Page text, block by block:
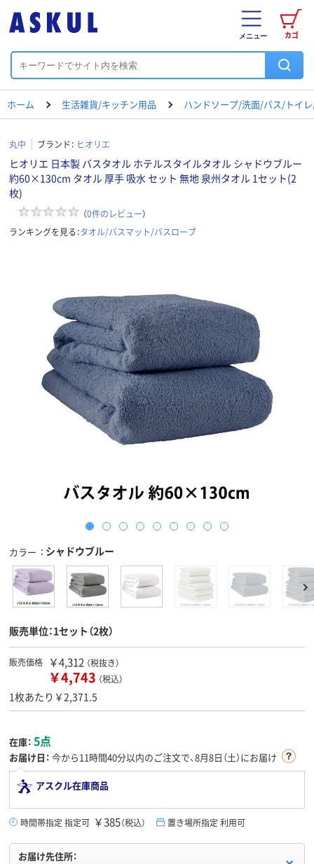
カゴ
メニュー
ホーム 生活雑貨/キッチン用品 ハンドソープ/洗面/バス/トイ
丸中 ブランド： ヒオリエ
ヒオリエ 日本製 バスタオル ホテルスタイルタオル シャドウブルー
約60×130cm タオル 厚手 吸水 セット 無地 泉州タオル 1セット(2
枚)
（0件のレビュー）
ランキングを見る：タオル/バスマット/バスローブ
カラー シャドウブルー
販売単位：1セット（2枚）
販売価格 ￥4,312 （税抜き）
￥4,743 （税込）
1枚あたり￥2,371.5
在庫： 5点
お届け日： 今から11時間40分以内のご注文で、8月8日（土）にお届け
アスクル在庫商品
時間帯指定 指定可 ￥385（税込） 置き場所指定 利用可
お届け先住所：